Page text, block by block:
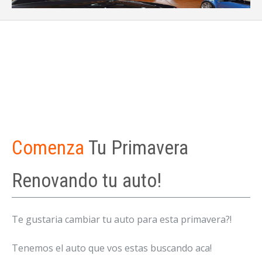
Comenza Tu Primavera
Renovando tu auto!
Te gustaria cambiar tu auto para esta primavera?!
Tenemos el auto que vos estas buscando aca!